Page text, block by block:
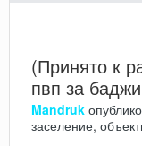
(Принято к
пвп за баджи
Mandruk
заселение,